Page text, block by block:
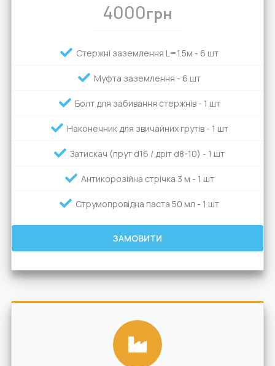
4000грн
Стержні заземлення L=1.5м - 6 шт
Муфта заземлення - 6 шт
Болт для забивання стержнів - 1 шт
Наконечник для звичайних грутів - 1 шт
Затискач (прут d16 / дріт d8-10) - 1 шт
Антикорозійна стрічка 3 м - 1 шт
Струмопровідна паста 50 мл - 1 шт
ЗАМОВИТИ